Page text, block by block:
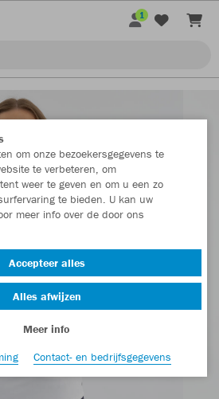
1
om onze bezoekersgegevens te
te verbeteren, om
weer te geven en om u een zo
te bieden. U kan uw
meer info over de door ons
Accepteer alles
Alles afwijzen
Meer info
Contact- en bedrijfsgegevens